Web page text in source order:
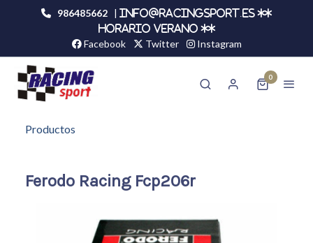
986485662 |
info@racingsport.es **
HORARIO VERANO **
Facebook Twitter Instagram
0
Productos
Ferodo Racing Fcp206r